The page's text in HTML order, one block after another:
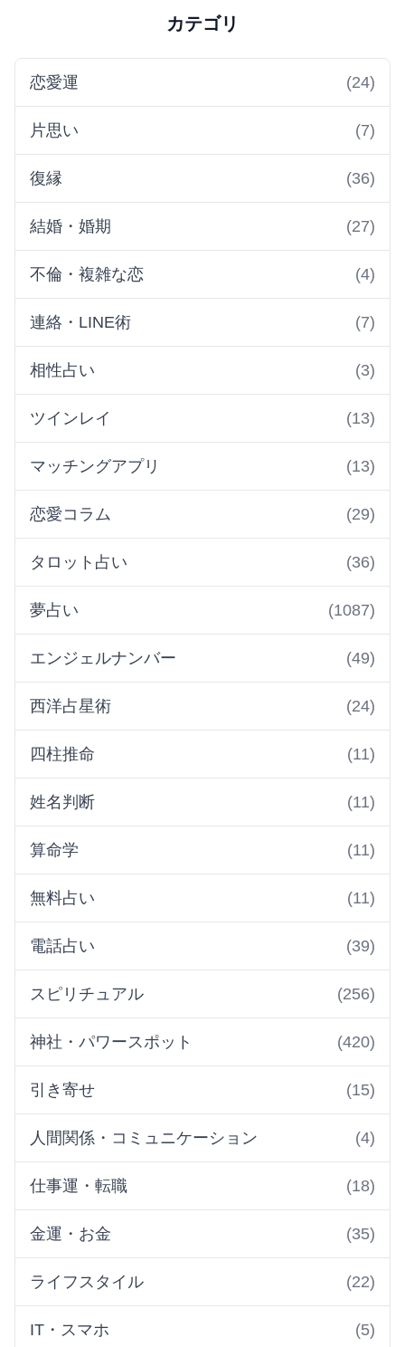
カテゴリ
恋愛運 (24)
片思い (7)
復縁 (36)
結婚・婚期 (27)
不倫・複雑な恋 (4)
連絡・LINE術 (7)
相性占い (3)
ツインレイ (13)
マッチングアプリ (13)
恋愛コラム (29)
タロット占い (36)
夢占い (1087)
エンジェルナンバー (49)
西洋占星術 (24)
四柱推命 (11)
姓名判断 (11)
算命学 (11)
無料占い (11)
電話占い (39)
スピリチュアル (256)
神社・パワースポット (420)
引き寄せ (15)
人間関係・コミュニケーション (4)
仕事運・転職 (18)
金運・お金 (35)
ライフスタイル (22)
IT・スマホ (5)